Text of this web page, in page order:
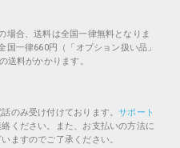
場合、送料は全国一律無料となりま
一律660円（「オプション扱い品」
送料がかかります。
のみ受け付けております。サポート
ください。また、お支払いの方法に
ますのでご了承ください。